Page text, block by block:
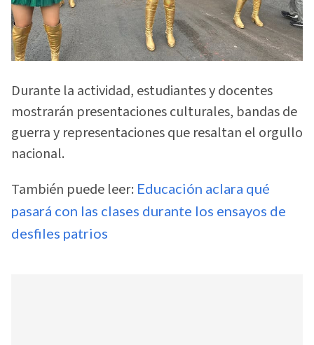
Durante la actividad, estudiantes y docentes
mostrarán presentaciones culturales, bandas de
guerra y representaciones que resaltan el orgullo
nacional.
También puede leer: Educación aclara qué
pasará con las clases durante los ensayos de
desfiles patrios